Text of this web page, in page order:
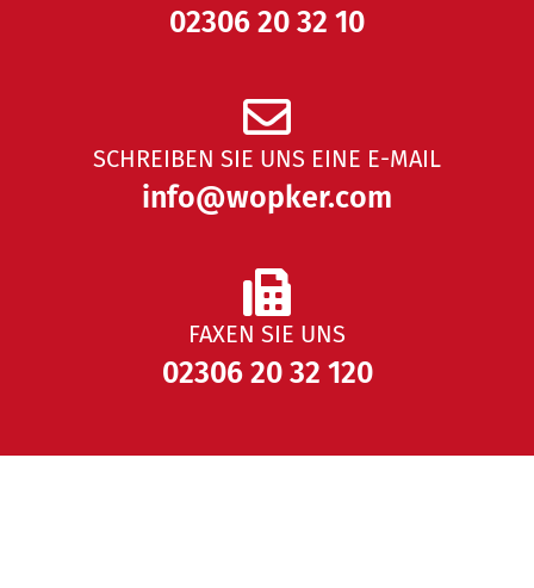
02306 20 32 10
SCHREIBEN SIE UNS EINE E-MAIL
info@wopker.com
FAXEN SIE UNS
02306 20 32 120